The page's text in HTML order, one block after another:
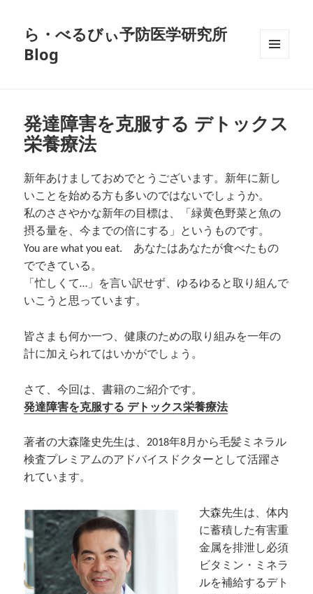
ら・べるびぃ予防医学研究所
Blog
発達障害を克服する デトックス
栄養療法
新年あけましておめでとうございます。新年に新し
いことを始める方も多いのではないでしょうか。
私のささやかな新年の目標は、「緑黄色野菜と魚の
摂る量を、今までの倍にする」というものです。
You are what you eat. あなたはあなたが食べたもの
でできている。
「忙しくて…」を言い訳せず、ゆるゆると取り組んで
いこうと思っています。
皆さまも何か一つ、健康のための取り組みを一年の
計に加えられてはいかがでしょう。
さて、今回は、書籍のご紹介です。
発達障害を克服する デトックス栄養療法
著者の大森隆史先生は、2018年8月から毛髪ミネラル
検査プレミアムのアドバイスドクターとして活躍さ
れています。
大森先生は、体内
に蓄積した有害重
金属を排泄し必須
ビタミン・ミネラ
ルを補給するデト